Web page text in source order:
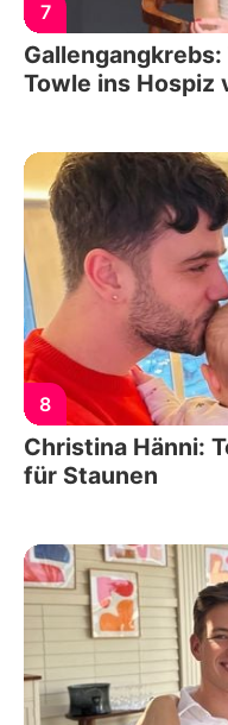
7
Towle ins Hospiz
8
Christina Hänni:
für Staunen